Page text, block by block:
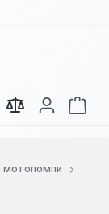
вас є 0 у списку
мотопомпи